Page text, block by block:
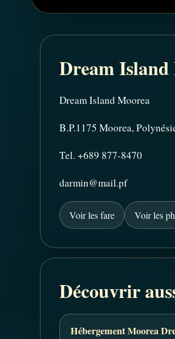
Dream
Dream Island Moorea
B.P.1175 Moorea,
Tel. +689 877-8470
darmin@mail.pf
Voir les fare Voir les
Découvrir
Hébergement Moorea